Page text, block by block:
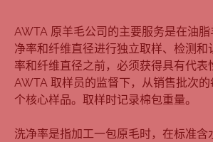
AWTA 原羊毛公司的主要服务是在油
净率和纤维直径进行独立取样、检测和
率和纤维直径之前，必须获得具有代表
AWTA 取样员的监督下，从销售批次
个核心样品。取样时记录棉包重量。
洗净率是指加工一包原毛时，在标准含